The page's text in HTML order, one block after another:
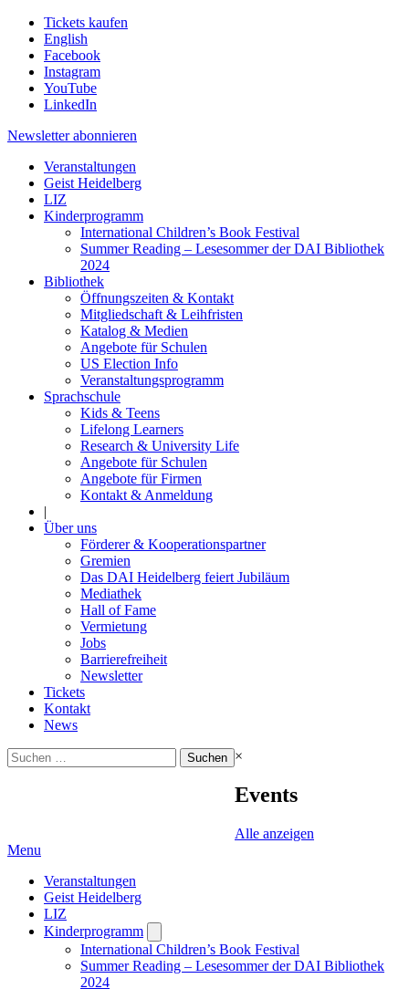
Tickets kaufen
English
Facebook
Instagram
YouTube
LinkedIn
Newsletter abonnieren
Veranstaltungen
Geist Heidelberg
LIZ
Kinderprogramm
International Children’s Book Festival
Summer Reading – Lesesommer der DAI Bibliothek
2024
Bibliothek
Öffnungszeiten & Kontakt
Mitgliedschaft & Leihfristen
Katalog & Medien
Angebote für Schulen
US Election Info
Veranstaltungsprogramm
Sprachschule
Kids & Teens
Lifelong Learners
Research & University Life
Angebote für Schulen
Angebote für Firmen
Kontakt & Anmeldung
|
Über uns
Förderer & Kooperationspartner
Gremien
Das DAI Heidelberg feiert Jubiläum
Mediathek
Hall of Fame
Vermietung
Jobs
Barrierefreiheit
Newsletter
Tickets
Kontakt
News
Suchen
nach:
×
Events
Alle anzeigen
Menu
Veranstaltungen
Geist Heidelberg
LIZ
Kinderprogramm
submenu
International Children’s Book Festival
Summer Reading – Lesesommer der DAI Bibliothek
2024